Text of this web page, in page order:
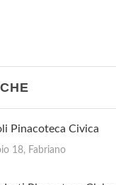
Statale Omero
50, Ancona
Pinacoteca Civica
18, Fabriano